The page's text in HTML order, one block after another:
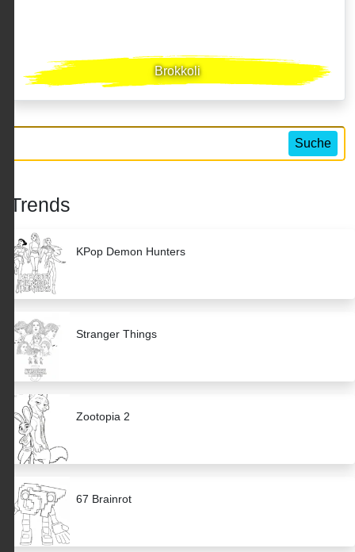
Brokkoli
Suche
Trends
KPop Demon Hunters
Stranger Things
Zootopia 2
67 Brainrot